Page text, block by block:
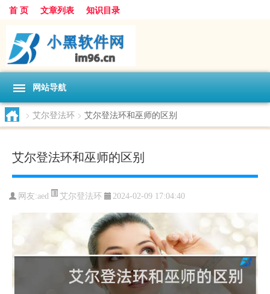
首 页 文章列表 知识目录
网站导航
> 艾尔登法环 > 艾尔登法环和巫师的区别
艾尔登法环和巫师的区别
网友:aed 艾尔登法环 2024-02-09 17:04:40